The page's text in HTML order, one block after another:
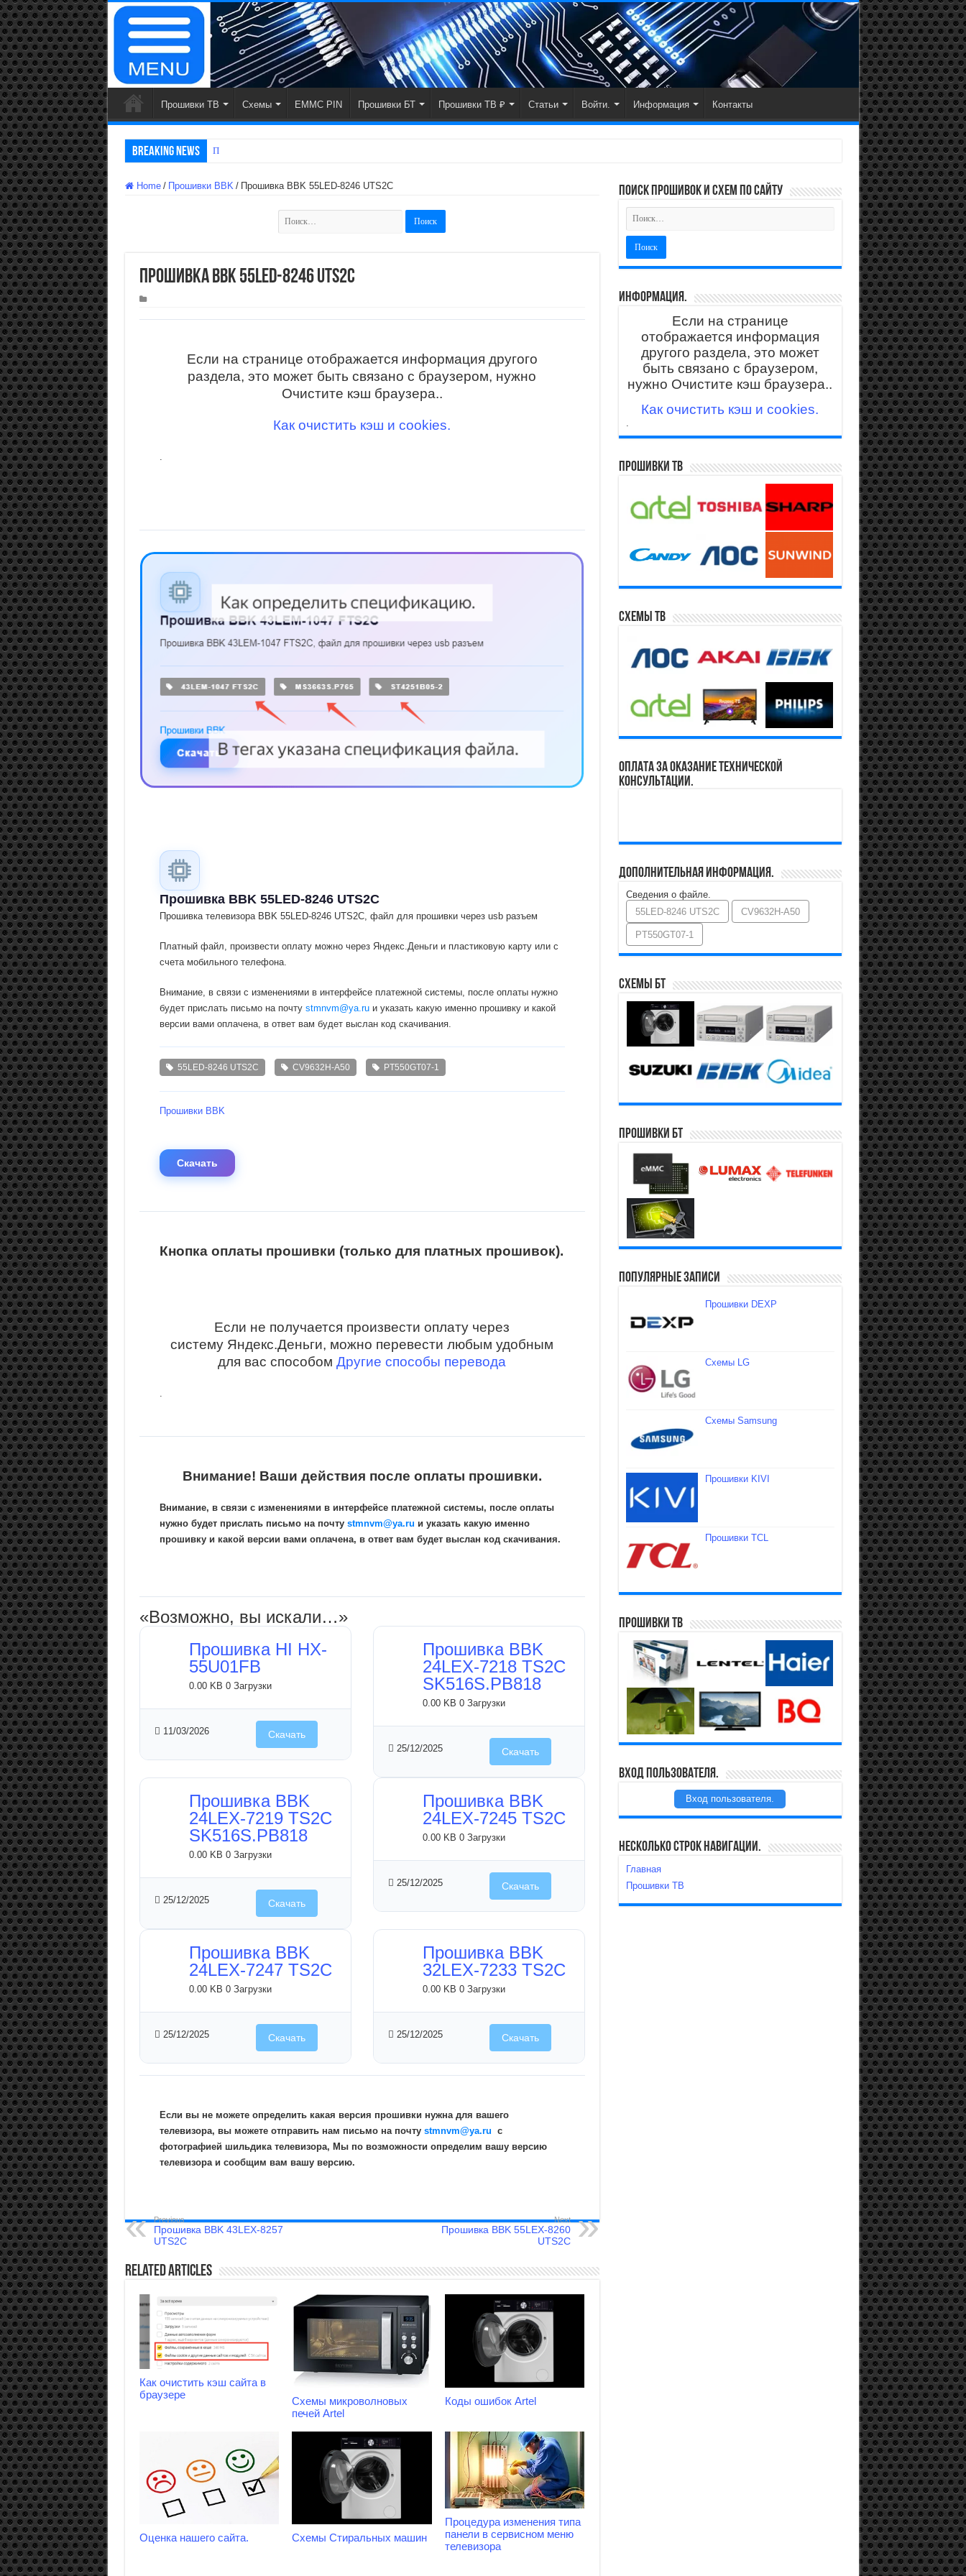
Прошивки ТВ Схемы EMMC PIN Прошивки БТ Прошивки ТВ ₽ Статьи Войти. Информация Контакты
Breaking News Прошивки WildRed
Home / Прошивки BBK / Прошивка BBK 55LED-8246 UTS2C
Найти:
Прошивка BBK 55LED-8246 UTS2C
Если на странице отображается информация другого
раздела, это может быть связано с браузером, нужно
Очистите кэш браузера..
Как очистить кэш и cookies.
.
Прошивка BBK 55LED-8246 UTS2C
Прошивка телевизора BBK 55LED-8246 UTS2C, файл для прошивки через usb разъем
Платный файл, произвести оплату можно через Яндекс.Деньги и пластиковую карту или с
счета мобильного телефона.
Внимание, в связи с изменениями в интерфейсе платежной системы, после оплаты нужно
будет прислать письмо на почту stmnvm@ya.ruи указать какую именно прошивку и какой
версии вами оплачена, в ответ вам будет выслан код скачивания.
55LED-8246 UTS2C CV9632H-A50 PT550GT07-1
Прошивки BBK
Скачать
Кнопка оплаты прошивки (только для платных прошивок).
Если не получается произвести оплату через
систему Яндекс.Деньги, можно перевести любым удобным
для вас способом Другие способы перевода
.
Внимание! Ваши действия после оплаты прошивки.
Внимание, в связи с изменениями в интерфейсе платежной системы, после оплаты
нужно будет прислать письмо на почту stmnvm@ya.ru и указать какую именно
прошивку и какой версии вами оплачена, в ответ вам будет выслан код скачивания.
«Возможно, вы искали…»
Прошивка HI HX-
55U01FB
0.00 KB 0 Загрузки
11/03/2026 Скачать
Прошивка BBK
24LEX-7218 TS2C
SK516S.PB818
0.00 KB 0 Загрузки
25/12/2025 Скачать
Прошивка BBK
24LEX-7219 TS2C
SK516S.PB818
0.00 KB 0 Загрузки
25/12/2025 Скачать
Прошивка BBK
24LEX-7245 TS2C
0.00 KB 0 Загрузки
25/12/2025 Скачать
Прошивка BBK
24LEX-7247 TS2C
0.00 KB 0 Загрузки
25/12/2025 Скачать
Прошивка BBK
32LEX-7233 TS2C
0.00 KB 0 Загрузки
25/12/2025 Скачать
Если вы не можете определить какая версия прошивки нужна для вашего
телевизора, вы можете отправить нам письмо на почту stmnvm@ya.ru c
фотографией шильдика телевизора, Мы по возможности определим вашу версию
телевизора и сообщим вам вашу версию.
Previous
Прошивка BBK 43LEX-8257
UTS2C
Next
Прошивка BBK 55LEX-8260
UTS2C
Related Articles
Как очистить кэш сайта в
браузере
Схемы микроволновых
печей Artel
Коды ошибок Artel
Оценка нашего сайта. Схемы Стиральных машин
Процедура изменения типа
панели в сервисном меню
телевизора
поиск прошивок и схем по сайту
Информация.
Если на странице
отображается информация
другого раздела, это может
быть связано с браузером,
нужно Очистите кэш браузера..
Как очистить кэш и cookies.
.
Прошивки ТВ
Схемы ТВ
Оплата за оказание технической
консультации.
Дополнительная информация.
Сведения о файле.
55LED-8246 UTS2C
CV9632H-A50
PT550GT07-1
Схемы БТ
Прошивки БТ
Популярные записи
Прошивки DEXP
Схемы LG
Схемы Samsung
Прошивки KIVI
Прошивки TCL
Прошивки ТВ
Вход пользователя.
Вход пользователя.
Несколько строк навигации.
Главная
Прошивки ТВ